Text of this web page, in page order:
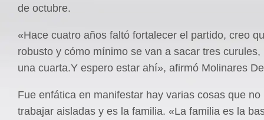
de octubre.
«Hace cuatro años faltó fortalecer el partido, creo
robusto y cómo mínimo se van a sacar tres curules,
una cuarta.Y espero estar ahí», afirmó Molinares
Fue enfática en manifestar hay varias cosas que no
trabajar aisladas y es la familia. «La familia es la